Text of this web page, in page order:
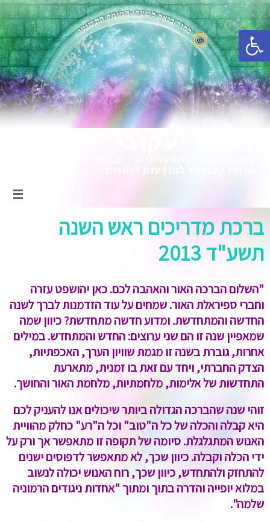
פתח סרגל נגישות
ברכת מדריכים ראש השנה
תשע"ד 2013
"השלום הברכה האור והאהבה לכם. כאן יהושפט עזרה
וחברי ספיראלת האור. שמחים על עוד הזדמנות לברך לשנה
החדשה והמתחדשת. ומדוע חדשה מתחדשת? כיוון שמה
שמאפיין שנה זו הם שני ערוצים: החדש והמתחדש. במילים
אחרות, גוברת בשנה זו מגמת שוויון הערך, האכפתיות,
הצדק החברתי, ויחד עם זאת בו זמנית, מתארעת
התחדשות של אלימות, מלחמתיות, מלחמת האור והחושך.
זוהי שנה שהברכה הגדולה ביותר שיכולים אנו להעניק לכם
היא קבלה והכלה של כל ה"טוב" וכל ה"רע" כחלק מהוויית
האנוש המתגלגלת. סיומה של תקופה זו מתאפשר אך ורק על
ידי הכלה וקבלה. כיוון שכך, לא מתאפשר לדפוסים ישנים
להתחזק ולהתחדש, כיוון שכך, רוח האנוש יכולה לנשוב
במלוא יופייה והדרה בתוך ומתוך "אחדות ניגודים הרמוניה
שלמה".